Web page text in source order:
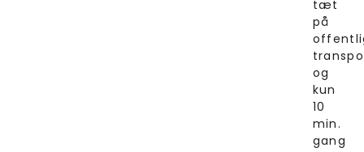
tæt
på
og
kun
10
min.
gang